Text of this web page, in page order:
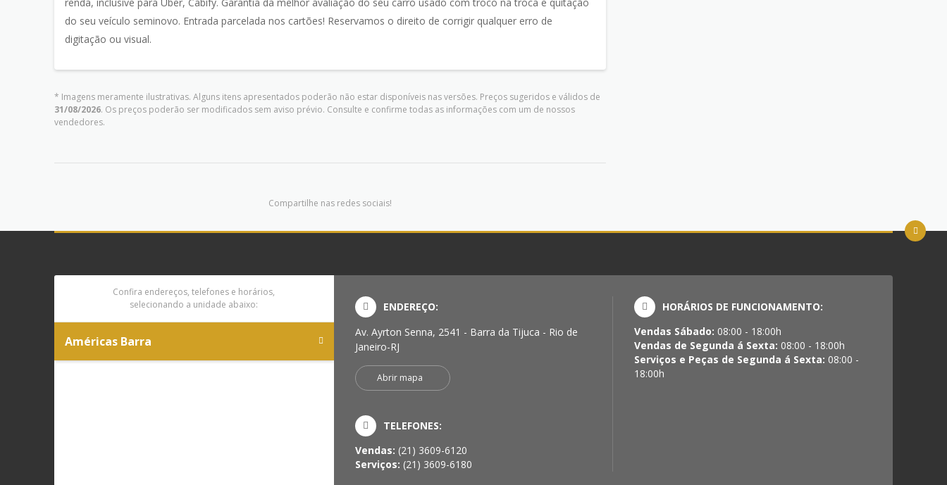
do seu veículo seminovo. Entrada parcelada nos cartões! Reservamos o direito de corrigir qualquer erro de
digitação ou visual.
* Imagens meramente ilustrativas. Alguns itens apresentados poderão não estar disponíveis nas versões. Preços sugeridos e válidos de
31/08/2026. Os preços poderão ser modificados sem aviso prévio. Consulte e confirme todas as informações com um de nossos
vendedores.
Compartilhe nas redes sociais!
Confira endereços, telefones e horários,
selecionando a unidade abaixo:
Américas Barra
ENDEREÇO:
Av. Ayrton Senna, 2541 - Barra da Tijuca - Rio de
Janeiro-RJ
Abrir mapa
TELEFONES:
Vendas: (21) 3609-6120
Serviços: (21) 3609-6180
HORÁRIOS DE FUNCIONAMENTO:
Vendas Sábado: 08:00 - 18:00h
Vendas de Segunda á Sexta: 08:00 - 18:00h
Serviços e Peças de Segunda á Sexta: 08:00 -
18:00h